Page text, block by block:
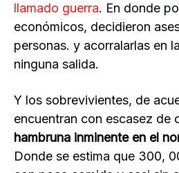
llamado guerra. En donde
económicos, decidieron
personas. y acorralarlas en
ninguna salida.
Y los sobrevivientes, de
encuentran con escasez de
hambruna inminente en el
Donde se estima que 300,